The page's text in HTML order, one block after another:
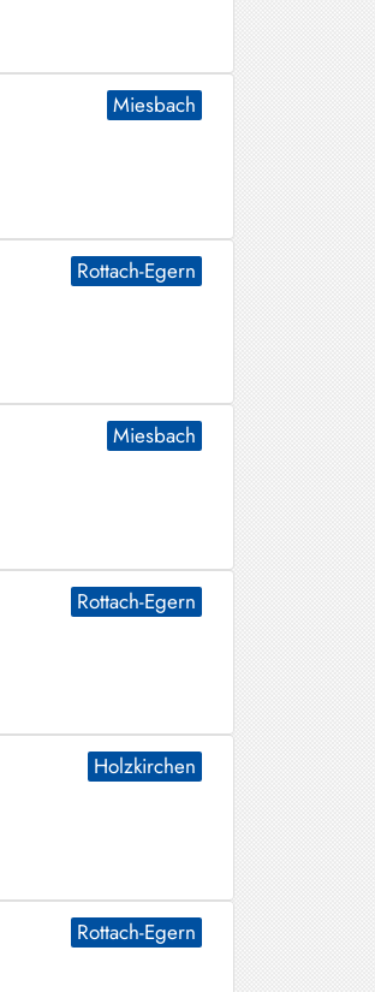
Miesbach
Rottach-Egern
Miesbach
Rottach-Egern
Holzkirchen
Rottach-Egern